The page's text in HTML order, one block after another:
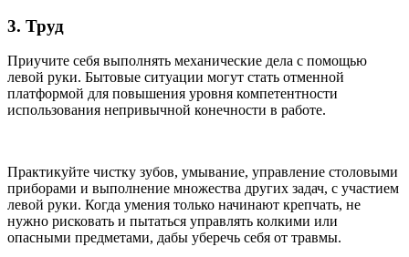
3. Труд
Приучите себя выполнять механические дела с помощью
левой руки. Бытовые ситуации могут стать отменной
платформой для повышения уровня компетентности
использования непривычной конечности в работе.
Практикуйте чистку зубов, умывание, управление столовыми
приборами и выполнение множества других задач, с участием
левой руки. Когда умения только начинают крепчать, не
нужно рисковать и пытаться управлять колкими или
опасными предметами, дабы уберечь себя от травмы.